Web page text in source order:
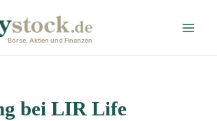
Börse, Aktien und Finanzen
bei LIR Life